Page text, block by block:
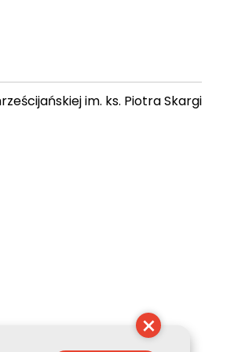
im. ks. Piotra Skargi
×